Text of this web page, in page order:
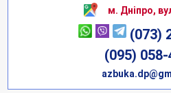
м. Дніпро,
(073)
(095)